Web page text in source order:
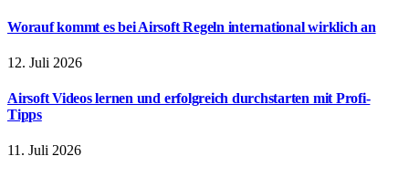
Worauf kommt es bei Airsoft Regeln international wirklich an
12. Juli 2026
Airsoft Videos lernen und erfolgreich durchstarten mit Profi-
Tipps
11. Juli 2026